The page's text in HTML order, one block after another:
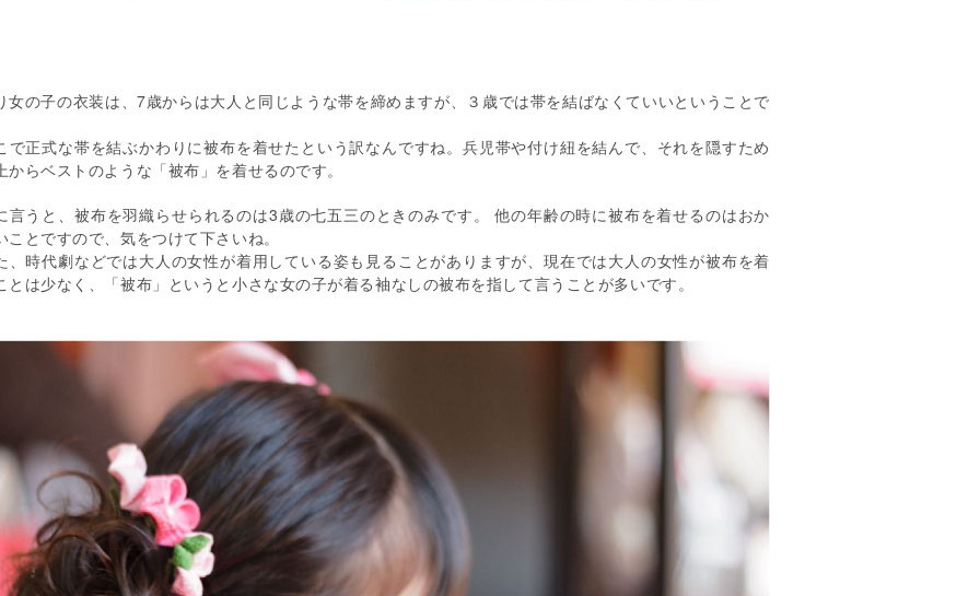
女の子の衣装は、7歳からは大人と同じような帯を締めますが、３歳では帯を結ばなくていいということで
で正式な帯を結ぶかわりに被布を着せたという訳なんですね。兵児帯や付け紐を結んで、それを隠すため
からベストのような「被布」を着せるのです。
言うと、被布を羽織らせられるのは3歳の七五三のときのみです。 他の年齢の時に被布を着せるのはおか
ことですので、気をつけて下さいね。
、時代劇などでは大人の女性が着用している姿も見ることがありますが、現在では大人の女性が被布を着
とは少なく、「被布」というと小さな女の子が着る袖なしの被布を指して言うことが多いです。